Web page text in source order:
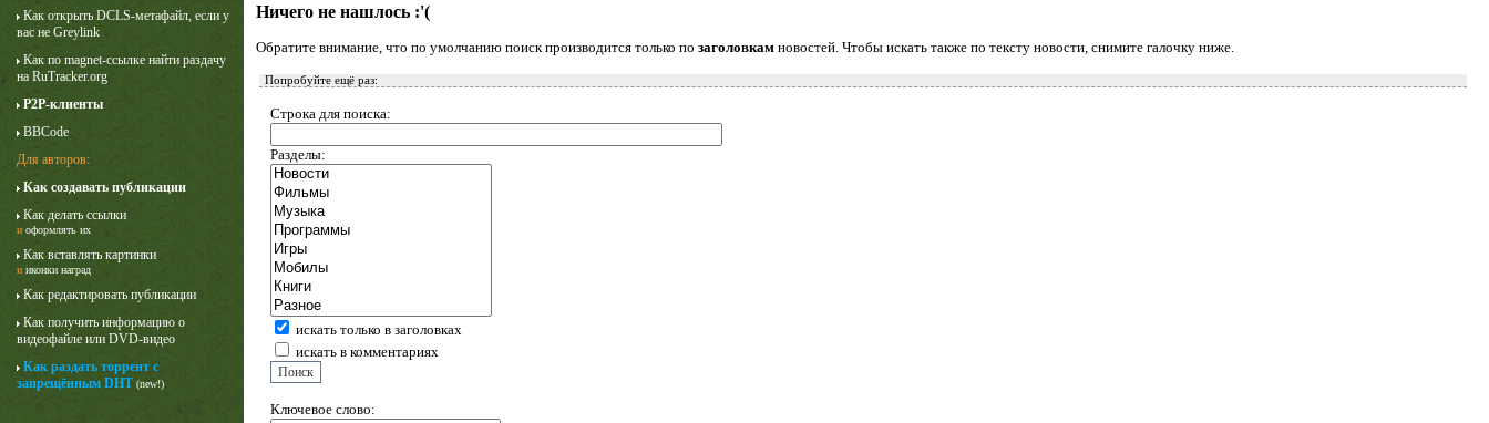
Как открыть DCLS-метафайл, если у
вас не Greylink
Как по magnet-ссылке найти раздачу
на RuTracker.org
P2P-клиенты
BBCode
Для авторов:
Как создавать публикации
Как делать ссылки
и оформлять их
Как вставлять картинки
и иконки наград
Как редактировать публикации
Как получить информацию о
видеофайле или DVD-видео
Как раздать торрент с
запрещённым DHT (new!)
Лучше звоните Солу
1 сезон
Ничего не нашлось :'(
Обратите внимание, что по умолчанию поиск производится только по заголовкам новостей. Чтобы искать также по тексту новости, снимите галочку ниже.
Попробуйте ещё раз:
Строка для поиска:
Разделы:
искать только в заголовках
искать в комментариях
Ключевое слово: